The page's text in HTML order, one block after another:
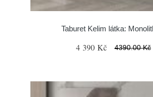
Taburet Kelim látka:
4 390 Kč 4390.00 Kč